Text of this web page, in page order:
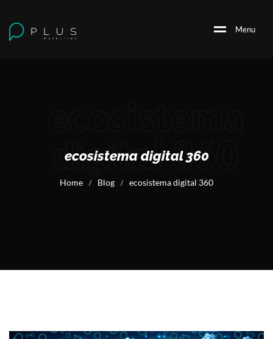
Menu
digital 360
ecosistema digital 360
Home / Blog / ecosistema digital 360